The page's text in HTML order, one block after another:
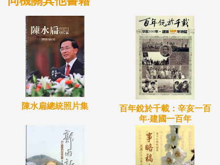
百年後，回眸流衍千年的語言、文字等精神文明與物
質活動，建構了特殊而豐富的文化面貌，不僅是國家
民族珍貴資產，更為世界所共潤同享。絢爛的多元文
化，是鑄造精彩百年的重要基石，更是所有國人的共
同驕傲！
◎總統的禮品
著者：王建鈞、蘇芷萱、洪千鶴、胡斐穎、莊巧筑
2011年12月 平360元
中華民國行憲以來歷任總統、副總統在出訪友邦或下
鄉、接見國內外人士時，常會收到賓客或友人精心準
陳水扁總統照片集
百年銳於千載：辛亥一百
年‧建國一百年